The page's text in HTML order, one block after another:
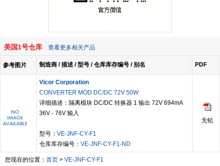
美国1号仓库 查看更多相关产品
参考图片 制造商 / 描述 / 型号 / 仓库库存编号 / 别名 PDF
Vicor Corporation
CONVERTER MOD DC/DC 72V 50W
详细描述：隔离模块 DC/DC 转换器 1 输出 72V 694mA
36V - 76V 输入
型号： VE-JNF-CY-F1
仓库库存编号： VE-JNF-CY-F1-ND
无铅
您现在的位置： 首页 > VE-JNF-CY-F1